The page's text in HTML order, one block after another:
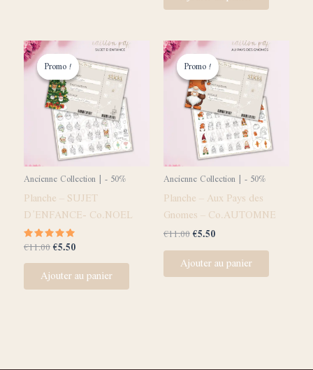
Promo !
Promo !
Ancienne Collection | - 50%
Planche – SUJET
D’ENFANCE- Co.NOEL
Note
sur 5
€11.00
Le
prix
initial
était :
€11.00.
€5.50
prix
actuel
est :
€5.50.
Ajouter au panier
Promo !
Promo !
Ancienne Collection | - 50%
Planche – Aux Pays des
Gnomes – Co.AUTOMNE
€11.00
Le
prix
initial
était :
€11.00.
€5.50
prix
actuel
est :
€5.50.
Ajouter au panier